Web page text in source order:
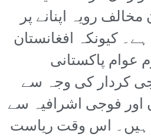
رویہ اپنانے پر
کیونکہ افغانستان
عوام پاکستانی
کردار کی وجہ سے
اور فوجی اشرافیہ سے
اس وقت ریاست